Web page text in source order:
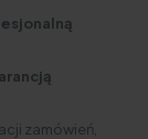
zamówień,